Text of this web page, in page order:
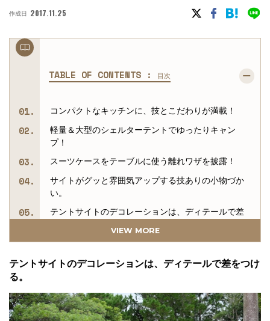
作成日 2017.11.25
TABLE OF CONTENTS : 目次
コンパクトなキッチンに、技とこだわりが満載！
軽量＆大型のシェルターテントでゆったりキャン
プ！
スーツケースをテーブルに使う離れワザを披露！
サイトがグッと雰囲気アップする技ありの小物づか
い。
テントサイトのデコレーションは、ディテールで差
山系ギアでまとめた山岳キャンプスタイル。
キャンプ気分が盛り上がるテーブルトーチがポイン
バックパック1つで楽しむ、キャンプinフェスならで
はのミニマムスタイル。
VIEW MORE
テントサイトのデコレーションは、ディテールで差をつけ
る。